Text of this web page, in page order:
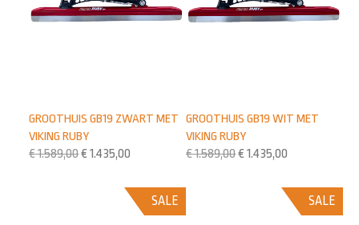
GROOTHUIS GB19 WIT MET
VIKING RUBY
€1.589,00€ 1.435,00
GROOTHUIS GB19 ZWART MET
VIKING RUBY
€1.589,00€ 1.435,00
SALE
SALE